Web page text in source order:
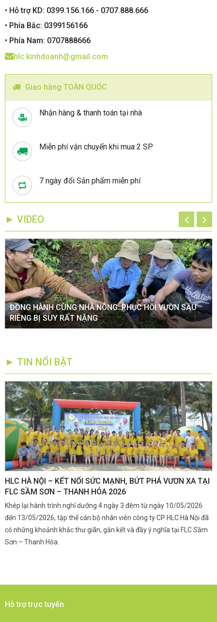
• Hỗ trợ KD: 0399.156.166 - 0707.888.666
• Phía Bắc: 0399156166
• Phía Nam: 0707888666
hlc.kinhdoanh@gmail.com
Giao hàng TOÀN QUỐC
Nhận hàng & thanh toán tại nhà
Miễn phí vận chuyển khi mua 2 SP
7 ngày đổi Sản phẩm miễn phí
► VIDEO
ĐỒNG HÀNH CÙNG NHÀ NÔNG: PHỤC HỒI VƯỜN SẦU
RIÊNG BỊ SUY RẤT NẶNG
► TIN NỔI BẬT
HLC HÀ NỘI – KẾT NỐI SỨC MẠNH, BỨT PHÁ VƯƠN XA TẠI
FLC SẦM SƠN – THANH HÓA 2026
Khép lại hành trình nghỉ dưỡng 4 ngày 3 đêm từ ngày 10/05/2026
đến 13/05/2026, tập thể cán bộ nhân viên công ty CP HLC Hà Nội đã
có những khoảnh khắc thư giãn, gắn kết và đầy ý nghĩa tại FLC Sầm
Sơn – Thanh Hóa.
Hỗ trợ trực tuyến